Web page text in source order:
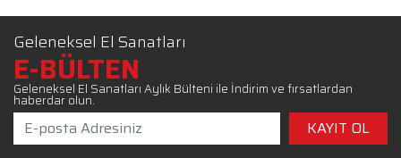
Geleneksel El Sanatları
E-BÜLTEN
Geleneksel El Sanatları Aylık Bülteni ile İndirim ve fırsatlardan
haberdar olun.